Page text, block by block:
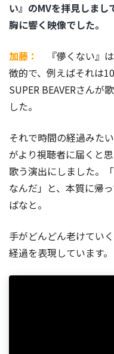
い』のMVを拝見しまし
胸に響く映像でした。
加藤：
『儚くない』
徴的で、例えばそれは
SUPER BEAVERさんが
した。
それで時間の経過みた
がより視聴者に届くと
歌う演出にしました。
なんだ」と、本質に帰
ばなと。
手がどんどん老けてい
経過を表現しています。